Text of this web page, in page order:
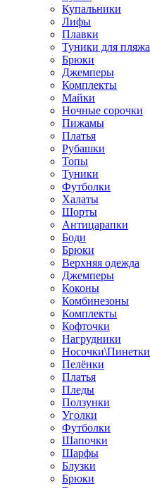
Купальники
Лифы
Плавки
Туники для пляжа
Брюки
Джемперы
Комплекты
Майки
Ночные сорочки
Пижамы
Платья
Рубашки
Топы
Туники
Футболки
Халаты
Шорты
Антицарапки
Боди
Брюки
Верхняя одежда
Джемперы
Коконы
Комбинезоны
Комплекты
Кофточки
Нагрудники
Носочки\Пинетки
Пелёнки
Платья
Пледы
Ползунки
Уголки
Футболки
Шапочки
Шарфы
Блузки
Брюки